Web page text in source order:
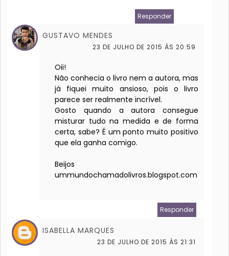
Responder
GUSTAVO MENDES
23 DE JULHO DE 2015 ÀS 20:59
Oii!
Não conhecia o livro nem a autora, mas
já fiquei muito ansioso, pois o livro
parece ser realmente incrível.
Gosto quando a autora consegue
misturar tudo na medida e de forma
certa, sabe? É um ponto muito positivo
que ela ganha comigo.
Beijos
ummundochamadolivros.blogspot.com
Responder
ISABELLA MARQUES
23 DE JULHO DE 2015 ÀS 21:31